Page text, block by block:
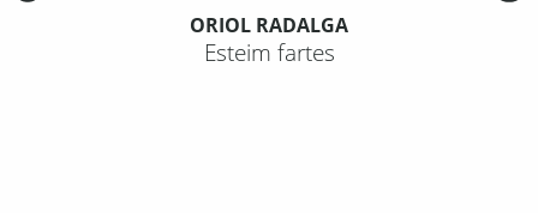
ORIOL RADALGA
Esteim fartes